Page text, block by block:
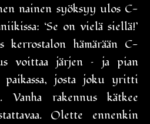
nainen syöksyy ulos C-
‘Se on vielä siellä!’
kerrostalon hämärään C-
voittaa järjen – ja pian
paikassa, josta joku yritti
Vanha rakennus kätkee
Olette ennenkin